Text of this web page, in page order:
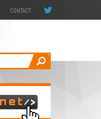
CONTACT
Appliquer